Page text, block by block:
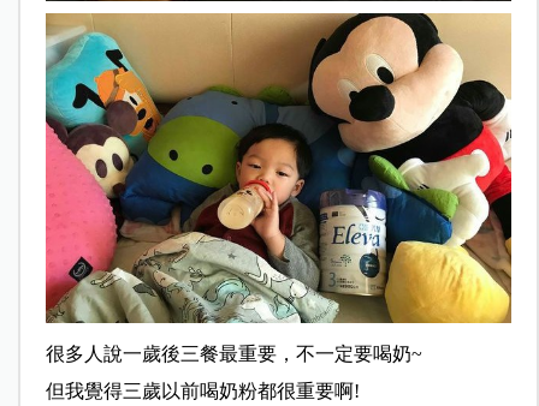
很多人說一歲後三餐最重要，不一定要喝奶~
但我覺得三歲以前喝奶粉都很重要啊!